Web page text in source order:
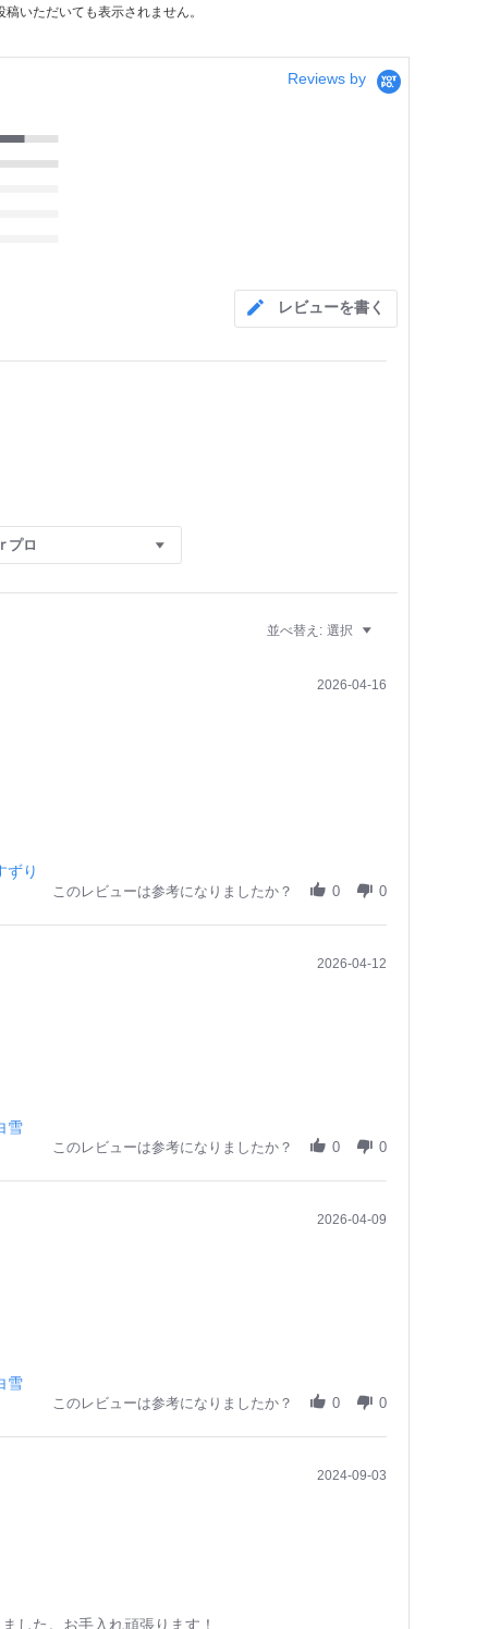
いただいても表示されません。
Reviews by
レビューを書く
プロ
並べ替え: 選択
2026-04-16
ずり
このレビューは参考になりましたか？ 0 0
2026-04-12
雪
このレビューは参考になりましたか？ 0 0
2026-04-09
雪
このレビューは参考になりましたか？ 0 0
2024-09-03
した。お手入れ頑張ります！